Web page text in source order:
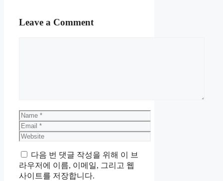
Leave a Comment
Name
Email
Website
다음 번 댓글 작성을 위해 이 브
라우저에 이름, 이메일, 그리고 웹
사이트를 저장합니다.